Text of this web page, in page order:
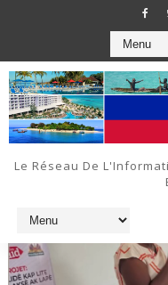
Le Réseau De